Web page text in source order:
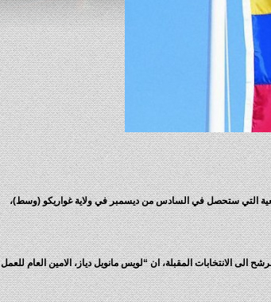
التي ستحصل في السادس من ديسمبر في ولاية غواريكو (وسط)،
الانتخابات المقبلة، ان “لويس مانويل دياز، الامين العام للعمل